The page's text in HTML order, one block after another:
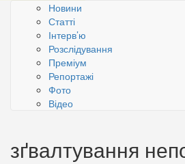
Новини
Статті
Інтерв’ю
Розслідування
Преміум
Репортажі
Фото
Відео
зґвалтування